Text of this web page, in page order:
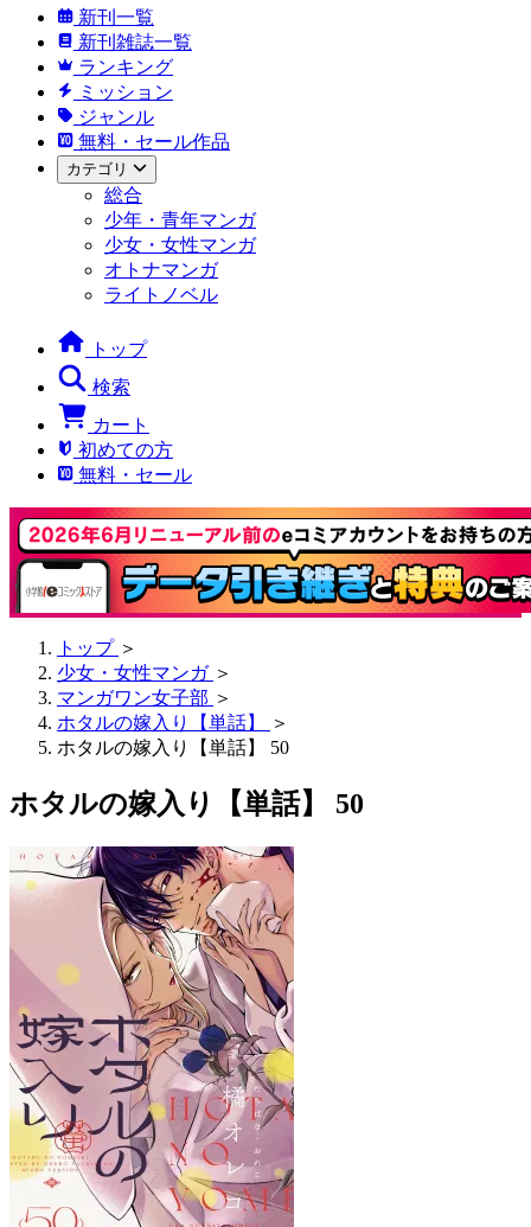
新刊一覧
新刊雑誌一覧
ランキング
ミッション
ジャンル
無料・セール作品
カテゴリ
総合
少年・青年マンガ
少女・女性マンガ
オトナマンガ
ライトノベル
トップ
検索
カート
初めての方
無料・セール
トップ ＞
少女・女性マンガ ＞
マンガワン女子部 ＞
ホタルの嫁入り【単話】
＞
ホタルの嫁入り【単話】 50
ホタルの嫁入り【単話】 50